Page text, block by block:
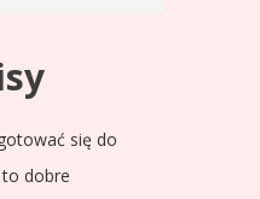
się do
dobre